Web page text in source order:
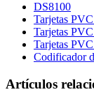
DS8100
Tarjetas
Tarjetas
Tarjetas
Codificador
Artículos